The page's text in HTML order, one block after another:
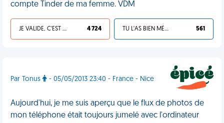
compte Tinder de ma femme. VDM
JE VALIDE, C'EST UNE VDM 4 724 TU L'AS BIEN MÉRITÉ 561
Par Tonus - 05/05/2013 23:40 - France - Nice
Aujourd'hui, je me suis aperçu que le flux de photos de
mon téléphone était toujours jumelé avec l'ordinateur